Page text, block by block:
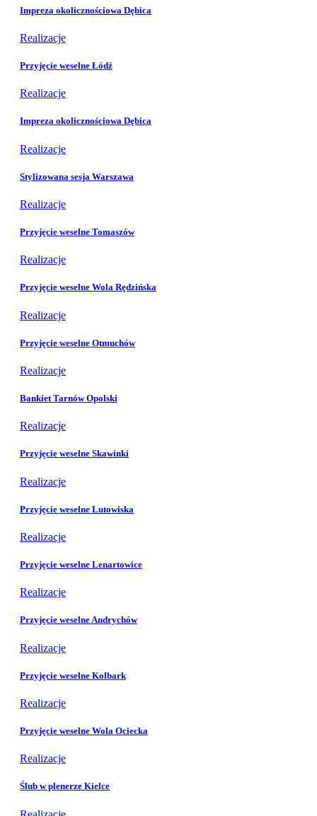
Impreza okolicznościowa Dębica
Realizacje
Przyjęcie weselne Łódź
Realizacje
Impreza okolicznościowa Dębica
Realizacje
Stylizowana sesja Warszawa
Realizacje
Przyjęcie weselne Tomaszów
Realizacje
Przyjęcie weselne Wola Rędzińska
Realizacje
Przyjęcie weselne Otmuchów
Realizacje
Bankiet Tarnów Opolski
Realizacje
Przyjęcie weselne Skawinki
Realizacje
Przyjęcie weselne Lutowiska
Realizacje
Przyjęcie weselne Lenartowice
Realizacje
Przyjęcie weselne Andrychów
Realizacje
Przyjęcie weselne Kolbark
Realizacje
Przyjęcie weselne Wola Ociecka
Realizacje
Ślub w plenerze Kielce